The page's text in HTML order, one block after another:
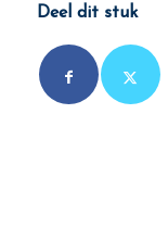
Deel dit stuk